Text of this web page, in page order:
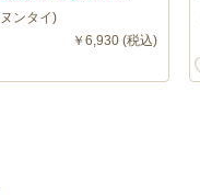
ンタイ)
￥6,930 (税込)